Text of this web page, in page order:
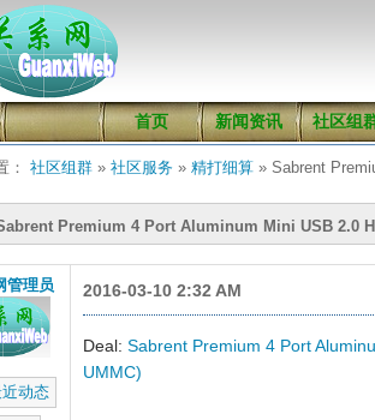
首页 新闻资讯 社区组
： 社区组群» 社区服务» 精打细算» Sabrent
Premium 4 Port Aluminum Mini USB 2.0
管理员
动态
2016-03-10 2:32 AM
Deal: Sabrent Premium 4 Port
UMMC)